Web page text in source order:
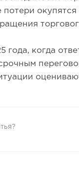
окупятся
года, когда